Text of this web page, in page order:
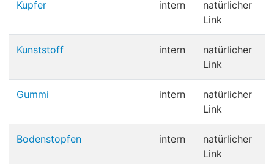
Kupfer intern
natürlicher
Link
Kunststoff intern
natürlicher
Link
Gummi intern
natürlicher
Link
Bodenstopfen intern
natürlicher
Link